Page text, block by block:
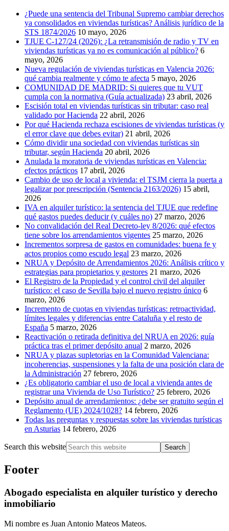
¿Puede una sentencia del Tribunal Supremo cambiar derechos
ya consolidados en viviendas turísticas? Análisis jurídico de la
STS 1874/2026 10 mayo, 2026
TJUE C-127/24 (2026): ¿La retransmisión de radio y TV en
viviendas turísticas ya no es comunicación al público? 6
mayo, 2026
Nueva regulación de viviendas turísticas en Valencia 2026:
qué cambia realmente y cómo te afecta 5 mayo, 2026
COMUNIDAD DE MADRID: Si quieres que tu VUT
cumpla con la normativa (Guía actualizada) 23 abril, 2026
Escisión total en viviendas turísticas sin tributar: caso real
validado por Hacienda 22 abril, 2026
Por qué Hacienda rechaza escisiones de viviendas turísticas (y
el error clave que debes evitar) 21 abril, 2026
Cómo dividir una sociedad con viviendas turísticas sin
tributar, según Hacienda 20 abril, 2026
Anulada la moratoria de viviendas turísticas en Valencia:
efectos prácticos 17 abril, 2026
Cambio de uso de local a vivienda: el TSJM cierra la puerta a
legalizar por prescripción (Sentencia 2163/2026) 15 abril,
2026
IVA en alquiler turístico: la sentencia del TJUE que redefine
qué gastos puedes deducir (y cuáles no) 27 marzo, 2026
No convalidación del Real Decreto-ley 8/2026: qué efectos
tiene sobre los arrendamientos vigentes 25 marzo, 2026
Incrementos sorpresa de gastos en comunidades: buena fe y
actos propios como escudo legal 23 marzo, 2026
NRUA y Depósito de Arrendamientos 2026: Análisis crítico y
estrategias para propietarios y gestores 21 marzo, 2026
El Registro de la Propiedad y el control civil del alquiler
turístico: el caso de Sevilla bajo el nuevo registro único 6
marzo, 2026
Incremento de cuotas en viviendas turísticas: retroactividad,
límites legales y diferencias entre Cataluña y el resto de
España 5 marzo, 2026
Reactivación o retirada definitiva del NRUA en 2026: guía
práctica tras el primer depósito anual 2 marzo, 2026
NRUA y plazas supletorias en la Comunidad Valenciana:
incoherencias, suspensiones y la falta de una posición clara de
la Administración 27 febrero, 2026
¿Es obligatorio cambiar el uso de local a vivienda antes de
registrar una Vivienda de Uso Turístico? 25 febrero, 2026
Depósito anual de arrendamientos: ¿debe ser gratuito según el
Reglamento (UE) 2024/1028? 14 febrero, 2026
Todas las preguntas y respuestas sobre las viviendas turísticas
en Asturias 14 febrero, 2026
Search this website
Footer
Abogado especialista en alquiler turístico y derecho
inmobiliario
Mi nombre es Juan Antonio Mateos Mateos.